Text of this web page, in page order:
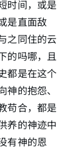
时间，或是
是直面敌
之同住的云
的吗哪，且
都是在这个
的抱怨、
苟合，都是
养的神迹中
有神的恩